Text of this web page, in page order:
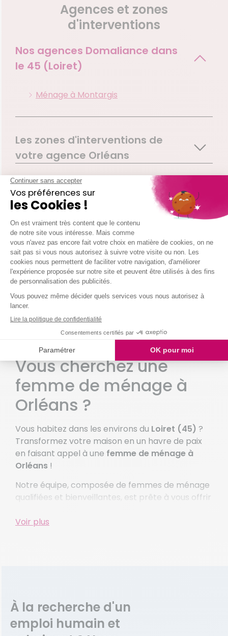
Agences et zones
d'interventions
Nos agences Domaliance dans
le 45 (Loiret)
Ménage à Montargis
Les zones d'interventions de
votre agence Orléans
Fleury Les Aubrais
Ingre
La Chapelle St Mesmin
Olivet
Orleans
Ormes
Saran
St Cyr En Val
St Denis En Val
St Jean De Braye
St Jean De La Ruelle
St Jean Le Blanc
St Pryve St Mesmin
Vous cherchez une
femme de ménage à
Orléans ?
Vous habitez dans les environs du Loiret (45) ?
Transformez votre maison en un havre de paix
en faisant appel à une femme de ménage à
Orléans !
Notre équipe, composée de femmes de ménage
qualifiées et bienveillantes, est prête à vous offrir
Femme de ménage à
ménage à Orléans pour les tâches quotidiennes
? Pensez àDomaliance ! Nos aide-ménagères
prennent soin de votre logement pour lui
Voir plus
À la recherche d'un
emploi humain et